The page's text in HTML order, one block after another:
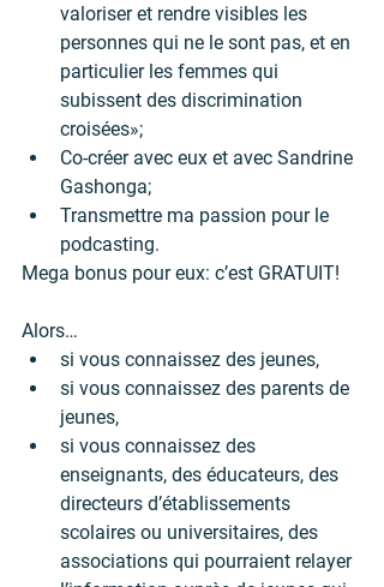
valoriser et rendre visibles les
personnes qui ne le sont pas, et en
particulier les femmes qui
subissent des discrimination
croisées»;
Co-créer avec eux et avec Sandrine
Gashonga;
Transmettre ma passion pour le
podcasting.
Mega bonus pour eux: c’est GRATUIT!
Alors…
si vous connaissez des jeunes,
si vous connaissez des parents de
jeunes,
si vous connaissez des
enseignants, des éducateurs, des
directeurs d’établissements
scolaires ou universitaires, des
associations qui pourraient relayer